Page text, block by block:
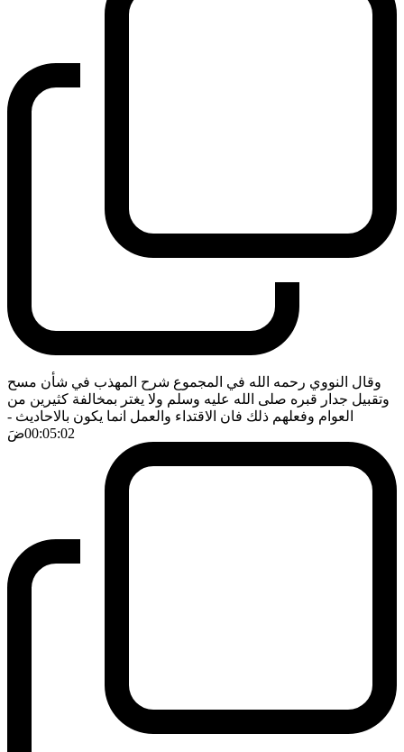
وقال النووي رحمه الله في المجموع شرح المهذب في شأن مسح
وتقبيل جدار قبره صلى الله عليه وسلم ولا يغتر بمخالفة كثيرين من
العوام وفعلهم ذلك فان الاقتداء والعمل انما يكون بالاحاديث -
00:05:02ضَ